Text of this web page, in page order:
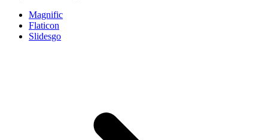
Magnific
Flaticon
Slidesgo